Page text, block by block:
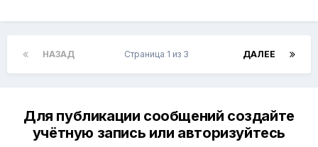
НАЗАД ДАЛЕЕ
Страница 1 из 3
Для публикации сообщений создайте
учётную запись или авторизуйтесь